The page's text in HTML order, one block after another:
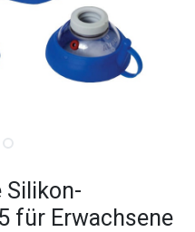
Silikon-
für Erwachsene